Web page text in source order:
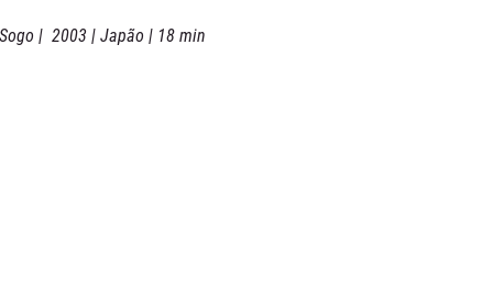
|  2003 | Japão | 18 min